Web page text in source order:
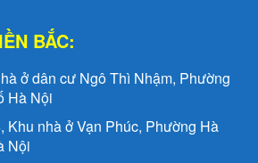
BẮC:
ở dân cư Ngô Thì Nhậm, Phường
Hà Nội
Khu nhà ở Vạn Phúc, Phường Hà
Nội